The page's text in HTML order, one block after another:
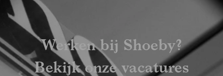
Werken bij Shoeby?
Bekijk onze vacatures